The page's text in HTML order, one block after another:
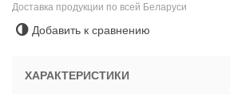
Доставка продукции по всей Беларуси
Добавить к сравнению
ХАРАКТЕРИСТИКИ